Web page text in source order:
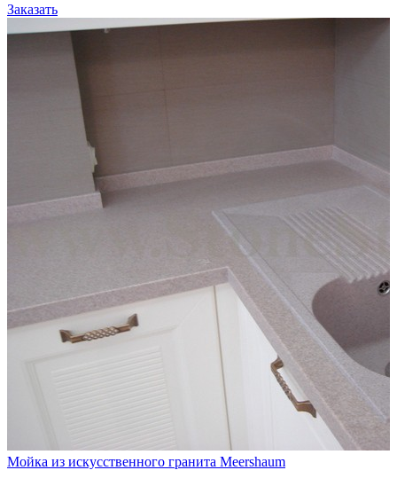
Заказать
Мойка из искусственного гранита Meershaum